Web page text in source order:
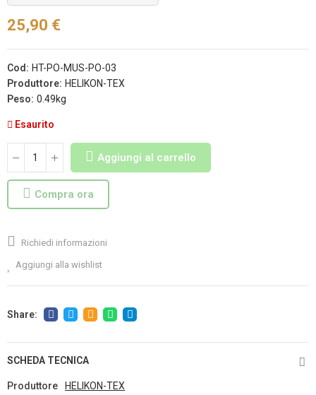
25,90 €
Cod: HT-PO-MUS-PO-03
Produttore: HELIKON-TEX
Peso: 0.49kg
Esaurito
Aggiungi al carrello
Compra ora
Richiedi informazioni
Aggiungi alla wishlist
SCHEDA TECNICA
Produttore
HELIKON-TEX